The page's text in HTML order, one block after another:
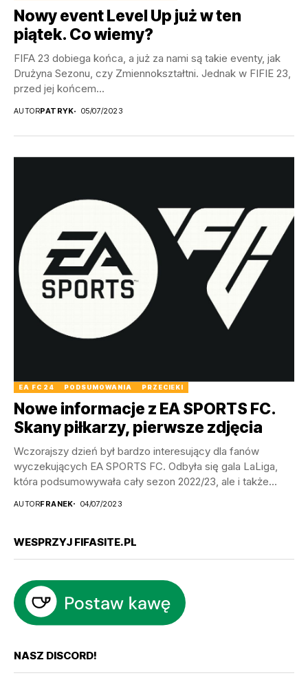
Nowy event Level Up już w ten
piątek. Co wiemy?
FIFA 23 dobiega końca, a już za nami są takie eventy, jak
Drużyna Sezonu, czy Zmiennokształtni. Jednak w FIFIE 23,
przed jej końcem...
AUTORPATRYK 05/07/2023
EA FC 24 PODSUMOWANIA PRZECIEKI
Nowe informacje z EA SPORTS FC.
Skany piłkarzy, pierwsze zdjęcia
Wczorajszy dzień był bardzo interesujący dla fanów
wyczekujących EA SPORTS FC. Odbyła się gala LaLiga,
która podsumowywała cały sezon 2022/23, ale i także...
AUTORFRANEK 04/07/2023
WESPRZYJ FIFASITE.PL
NASZ DISCORD!